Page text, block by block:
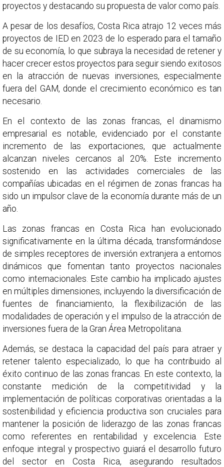
proyectos y destacando su propuesta de valor como país.
A pesar de los desafíos, Costa Rica atrajo 12 veces más
proyectos de IED en 2023 de lo esperado para el tamaño
de su economía, lo que subraya la necesidad de retener y
hacer crecer estos proyectos para seguir siendo exitosos
en la atracción de nuevas inversiones, especialmente
fuera del GAM, donde el crecimiento económico es tan
necesario.
En el contexto de las zonas francas, el dinamismo
empresarial es notable, evidenciado por el constante
incremento de las exportaciones, que actualmente
alcanzan niveles cercanos al 20%. Este incremento
sostenido en las actividades comerciales de las
compañías ubicadas en el régimen de zonas francas ha
sido un impulsor clave de la economía durante más de un
año.
Las zonas francas en Costa Rica han evolucionado
significativamente en la última década, transformándose
de simples receptores de inversión extranjera a entornos
dinámicos que fomentan tanto proyectos nacionales
como internacionales. Este cambio ha implicado ajustes
en múltiples dimensiones, incluyendo la diversificación de
fuentes de financiamiento, la flexibilización de las
modalidades de operación y el impulso de la atracción de
inversiones fuera de la Gran Área Metropolitana.
Además, se destaca la capacidad del país para atraer y
retener talento especializado, lo que ha contribuido al
éxito continuo de las zonas francas. En este contexto, la
constante medición de la competitividad y la
implementación de políticas corporativas orientadas a la
sostenibilidad y eficiencia productiva son cruciales para
mantener la posición de liderazgo de las zonas francas
como referentes en rentabilidad y excelencia. Este
enfoque integral y prospectivo guiará el desarrollo futuro
del sector en Costa Rica, asegurando resultados